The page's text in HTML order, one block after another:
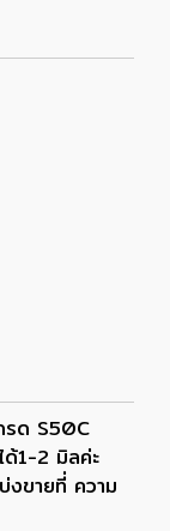
รด S50C
1-2 มิลค่ะ
งขายที่ ความ